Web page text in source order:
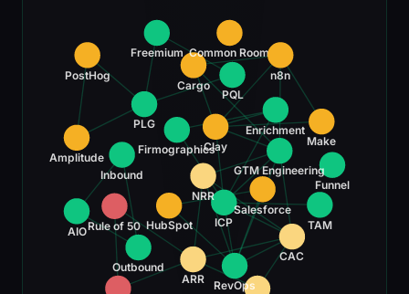
Funnel
GTM Engineering
ARR
TAM
Outbound
CAC
ICP
Rule of 50
RevOps
AIO
Inbound
FirmographicsClay
Freemium
Amplitude
PostHog
NRR
HubSpot
Enrichment
Cargo
Common Room
n8n
Make
PQL
PLG
Salesforce